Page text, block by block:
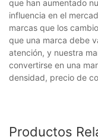
que han aumentado
influencia en el
marcas que los
que una marca debe
atención, y nuestra
convertirse en una
densidad, precio de
Productos